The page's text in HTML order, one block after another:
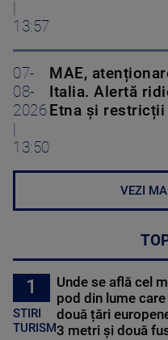
13:57
07-
08-
2026
13:50
MAE,
Italia. Alertă
Etna și
VEZI
1
STIRI
TURISM
Unde se află cel
pod din lume
două țări
3 metri și două